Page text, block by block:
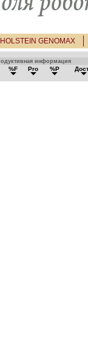
HOLSTEIN GENOMAX
информация
%F Pro %P